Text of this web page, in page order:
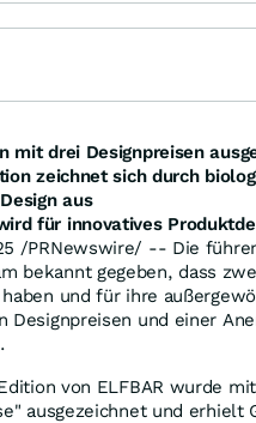
mit drei Designpreisen
zeichnet sich durch
aus
für innovatives
/PRNewswire/ -- Die
bekannt gegeben, dass
und für ihre
Designpreisen und einer
von ELFBAR wurde
ausgezeichnet und erhielt